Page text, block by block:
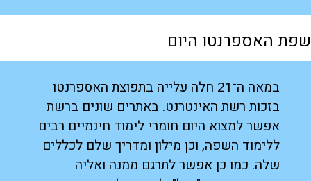
שפת האספרנטו היום
במאה ה־21 חלה עלייה בתפוצת האספרנטו
בזכות רשת האינטרנט. באתרים שונים ברשת
אפשר למצוא היום חומרי לימוד חינמיים רבים
ללימוד השפה, וכן מילון ומדריך שלם לכללים
שלה. כמו כן אפשר לתרגם ממנה ואליה